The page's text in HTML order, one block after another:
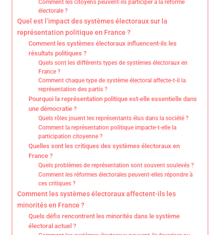
Comment les citoyens peuvent-ils participer à la réforme
électorale ?
Quel est l’impact des systèmes électoraux sur la
représentation politique en France ?
Comment les systèmes électoraux influencent-ils les
résultats politiques ?
Quels sont les différents types de systèmes électoraux en
France ?
Comment chaque type de système électoral affecte-t-il la
représentation des partis ?
Pourquoi la représentation politique est-elle essentielle dans
une démocratie ?
Quels rôles jouent les représentants élus dans la société ?
Comment la représentation politique impacte-t-elle la
participation citoyenne ?
Quelles sont les critiques des systèmes électoraux en
France ?
Quels problèmes de représentation sont souvent soulevés ?
Comment les réformes électorales peuvent-elles répondre à
ces critiques ?
Comment les systèmes électoraux affectent-ils les
minorités en France ?
Quels défis rencontrent les minorités dans le système
électoral actuel ?